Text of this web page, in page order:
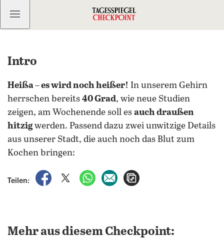
Kostenlos anmelden
Intro
Heißa – es wird noch heißer! In unserem Gehirn
herrschen bereits 40 Grad, wie neue Studien
zeigen, am Wochenende soll es auch draußen
hitzigwerden. Passend dazu zwei unwitzige Details
aus unserer Stadt, die auch noch das Blut zum
Kochen bringen:
Teilen:
auf Facebook teilen
auf X teilenper WhatsApp teilen
per E-Mail teilen
Mehr aus diesem Checkpoint: